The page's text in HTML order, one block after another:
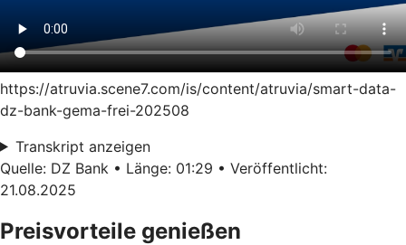
https://atruvia.scene7.com/is/content/atruvia/smart-data-
dz-bank-gema-frei-202508
Transkript anzeigen
Quelle: DZ Bank • Länge: 01:29 • Veröffentlicht:
21.08.2025
Preisvorteile genießen